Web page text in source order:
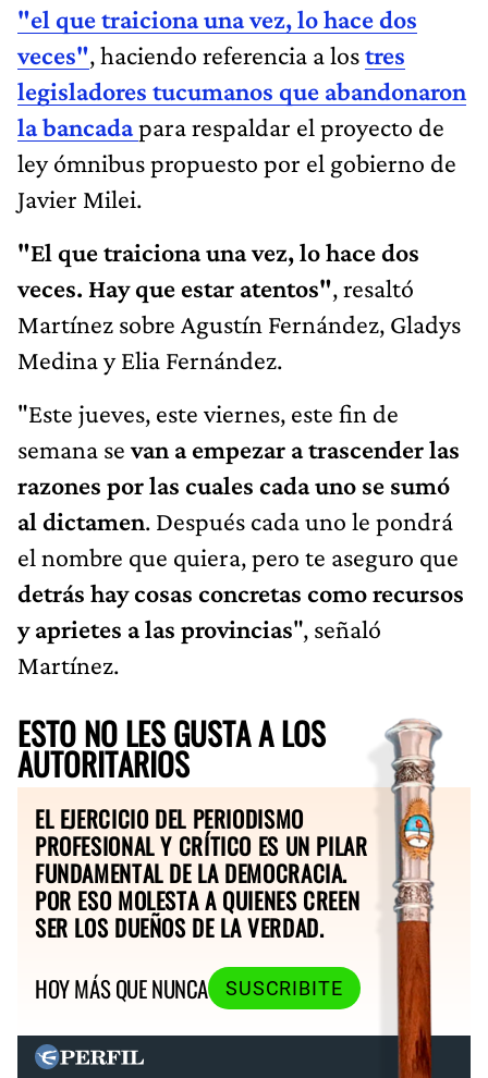
"el que traiciona una vez, lo hace dos
veces", haciendo referencia a lostres
legisladores tucumanos que abandonaron
la bancadapara respaldar el proyecto de
ley ómnibus propuesto por el gobierno de
Javier Milei.
"El que traiciona una vez, lo hace dos
veces. Hay que estar atentos", resaltó
Martínez sobre Agustín Fernández, Gladys
Medina y Elia Fernández.
"Este jueves, este viernes, este fin de
semana sevan a empezar a trascender las
razones por las cuales cada uno se sumó
al dictamen. Después cada uno le pondrá
el nombre que quiera, pero te aseguro que
detrás hay cosas concretas como recursos
y aprietes a las provincias", señaló
Martínez.
ESTO NO LES GUSTA A LOS
AUTORITARIOS
EL EJERCICIO DEL PERIODISMO
PROFESIONAL Y CRÍTICO ES UN PILAR
FUNDAMENTAL DE LA DEMOCRACIA.
POR ESO MOLESTA A QUIENES CREEN
SER LOS DUEÑOS DE LA VERDAD.
HOY MÁS QUE NUNCA
SUSCRIBITE